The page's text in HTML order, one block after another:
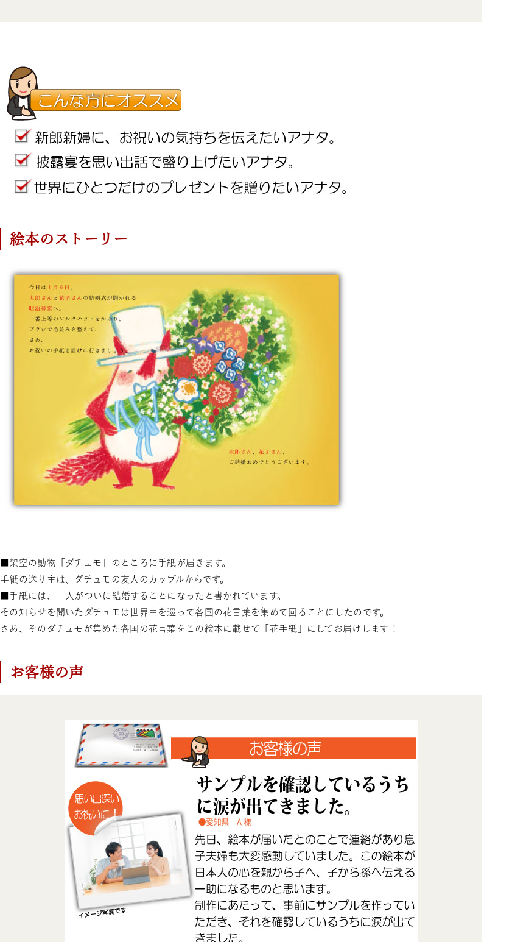
絵本のストーリー
■架空の動物「ダチュモ」のところに手紙が届きます。
手紙の送り主は、ダチュモの友人のカップルからです。
■手紙には、二人がついに結婚することになったと書かれています。
その知らせを聞いたダチュモは世界中を巡って各国の花言葉を集めて回ることにしたのです。
さあ、そのダチュモが集めた各国の花言葉をこの絵本に載せて「花手紙」にしてお届けします！
お客様の声